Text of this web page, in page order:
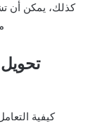
كذلك، يمكن أن